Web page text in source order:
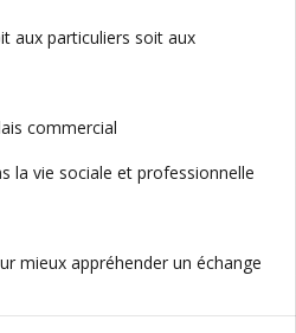
aux particuliers soit aux
commercial
la vie sociale et professionnelle
mieux appréhender un échange